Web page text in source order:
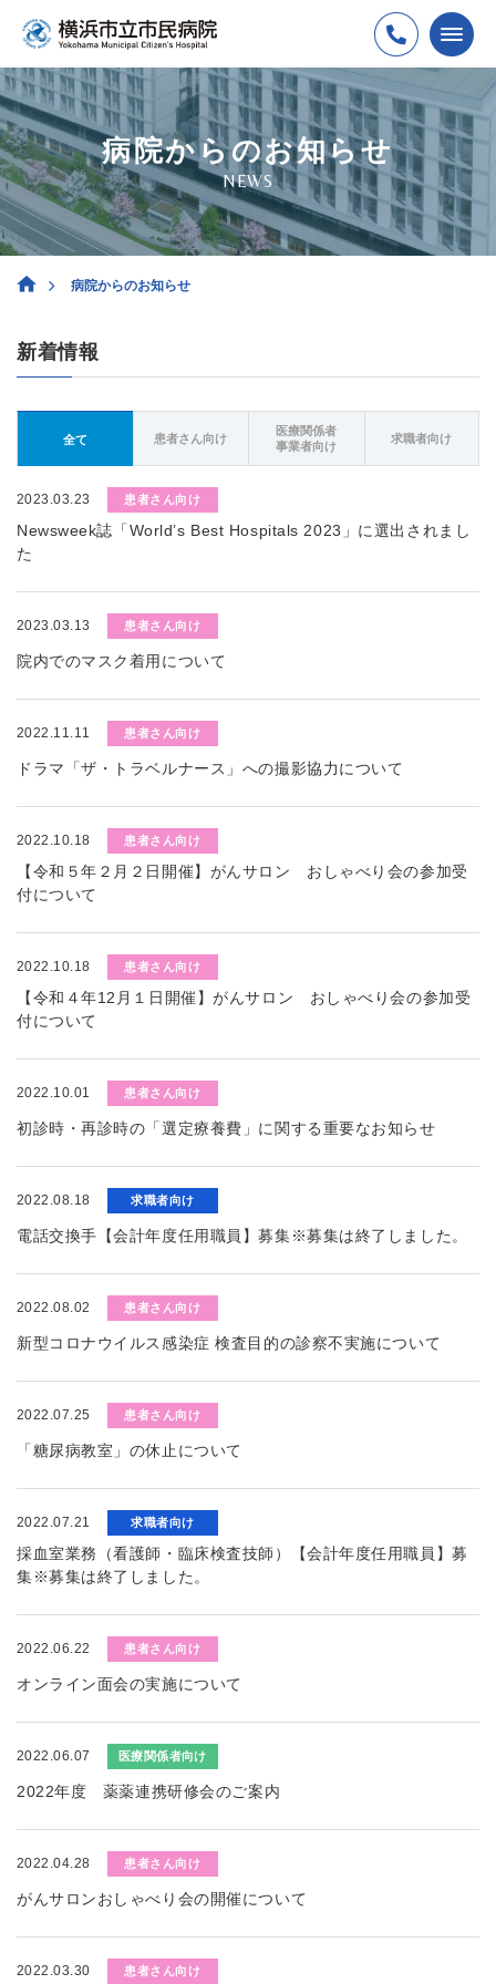
病院からのお知らせ
NEWS
病院からのお知らせ
新着情報
全て 患者さん向け
医療関係者
事業者向け
求職者向け
2023.03.23 患者さん向け
Newsweek誌「World’s Best Hospitals 2023」に選出されまし
た
2023.03.13 患者さん向け
院内でのマスク着用について
2022.11.11 患者さん向け
ドラマ「ザ・トラベルナース」への撮影協力について
2022.10.18 患者さん向け
【令和５年２月２日開催】がんサロン おしゃべり会の参加受
付について
2022.10.18 患者さん向け
【令和４年12月１日開催】がんサロン おしゃべり会の参加受
付について
2022.10.01 患者さん向け
初診時・再診時の「選定療養費」に関する重要なお知らせ
2022.08.18 求職者向け
電話交換手【会計年度任用職員】募集※募集は終了しました。
2022.08.02 患者さん向け
新型コロナウイルス感染症 検査目的の診察不実施について
2022.07.25 患者さん向け
「糖尿病教室」の休止について
2022.07.21 求職者向け
採血室業務（看護師・臨床検査技師）【会計年度任用職員】募
集※募集は終了しました。
2022.06.22 患者さん向け
オンライン面会の実施について
2022.06.07 医療関係者向け
2022年度 薬薬連携研修会のご案内
2022.04.28 患者さん向け
がんサロンおしゃべり会の開催について
2022.03.30 患者さん向け